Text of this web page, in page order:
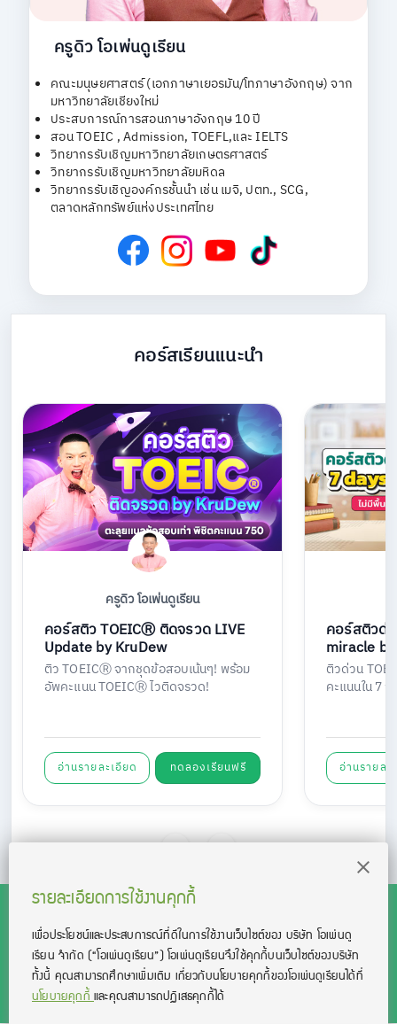
ครูดิว โอเพ่นดูเรียน
คณะมนุษยศาสตร์ (เอกภาษาเยอรมัน/โทภาษาอังกฤษ) จาก
มหาวิทยาลัยเชียงใหม่
ประสบการณ์การสอนภาษาอังกฤษ 10 ปี
สอน TOEIC , Admission, TOEFL,และ IELTS
วิทยากรรับเชิญมหาวิทยาลัยเกษตรศาสตร์
วิทยากรรับเชิญมหาวิทยาลัยมหิดล
วิทยากรรับเชิญองค์กรชั้นนำ เช่น เมจิ, ปตท., SCG,
ตลาดหลักทรัพย์แห่งประเทศไทย
คอร์สเรียนแนะนำ
ครูดิว โอเพ่นดูเรียน
คอร์สติว TOEICⓇ ติดจรวด LIVE
Update by KruDew
ติว TOEICⓇ จากชุดข้อสอบเน้นๆ! พร้อม
อัพคะแนน TOEICⓇ ไวติดจรวด!
อ่านรายละเอียด ทดลองเรียนฟรี
คอร์สติวด่
miracle
ติวด่วน
คะแนนใน 7
อ่านรายละ
สงวนลิขสิทธิ์โดย บริษัท โอเพ่นดูเรียน จำกัด 2021 ©︎ OpenDurian
Co., Ltd.
TOEIC® and TOEFL® are registered trademarks of Educational Testing
รายละเอียดการใช้งานคุกกี้
เพื่อประโยชน์และประสบการณ์ที่ดีในการใช้งานเว็บไซต์ของ บริษัท โอเพ่นดู
เรียน จํากัด (“โอเพ่นดูเรียน”)โอเพ่นดูเรียนจึงใช้คุกกี้บนเว็บไซต์ของบริษัท
ทั้งนี้ คุณสามารถศึกษาเพิ่มเติม เกี่ยวกับนโยบายคุกกี้ของโอเพ่นดูเรียนได้ที่
นโยบายคุกกี้และคุณสามารถปฏิเสธคุกกี้ได้